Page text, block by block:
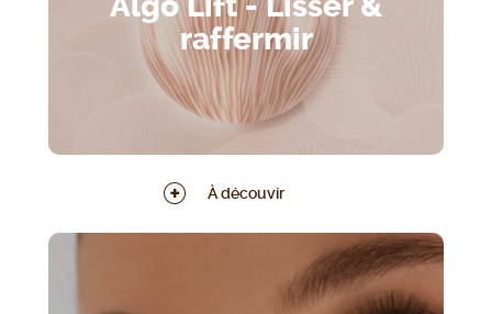
raffermir
À découvir